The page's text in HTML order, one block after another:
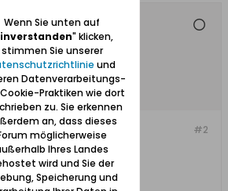
#2
Wenn Sie unten auf
" klicken,
stimmen Sie unserer
und
Datenverarbeitungs-
Praktiken wie dort
zu. Sie erkennen
an, dass dieses
möglicherweise
Ihres Landes
wird und Sie der
Speicherung und